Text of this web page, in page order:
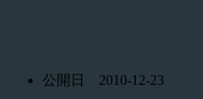
公開日 2010-12-23